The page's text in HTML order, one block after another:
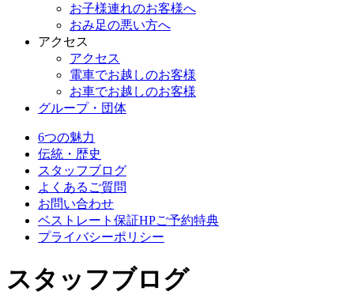
お子様連れのお客様へ
おみ足の悪い方へ
アクセス
アクセス
電車でお越しのお客様
お車でお越しのお客様
グループ・団体
6つの魅力
伝統・歴史
スタッフブログ
よくあるご質問
お問い合わせ
ベストレート保証HPご予約特典
プライバシーポリシー
スタッフブログ